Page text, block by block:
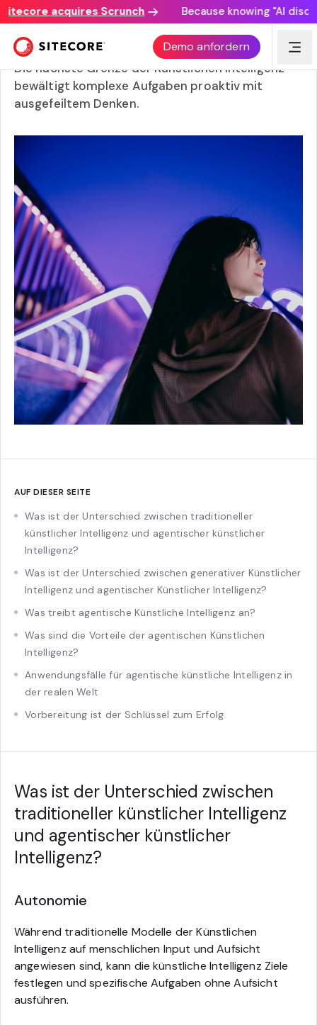
acquires Scrunch Because knowing "AI
Demo anfordern
Was ist agentische Künstliche Intelligenz?
Die nächste Grenze der Künstlichen Intelligenz
bewältigt komplexe Aufgaben proaktiv mit
ausgefeiltem Denken.
AUF DIESER SEITE
Was ist der Unterschied zwischen traditioneller
künstlicher Intelligenz und agentischer künstlicher
Intelligenz?
Was ist der Unterschied zwischen generativer Künstlicher
Intelligenz und agentischer Künstlicher Intelligenz?
Was treibt agentische Künstliche Intelligenz an?
Was sind die Vorteile der agentischen Künstlichen
Intelligenz?
Anwendungsfälle für agentische künstliche Intelligenz in
der realen Welt
Vorbereitung ist der Schlüssel zum Erfolg
Was ist der Unterschied zwischen
traditioneller künstlicher Intelligenz
und agentischer künstlicher
Intelligenz?
Autonomie
Während traditionelle Modelle der Künstlichen
Intelligenz auf menschlichen Input und Aufsicht
angewiesen sind, kann die künstliche Intelligenz Ziele
festlegen und spezifische Aufgaben ohne Aufsicht
ausführen.